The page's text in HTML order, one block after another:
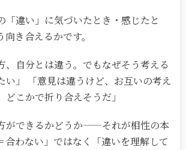
「違い」に気づいたとき・感じたと
き合えるかです。
、自分とは違う。でもなぜそう考える
い」 「意見は違うけど、お互いの考え
どこかで折り合えそうだ」
ができるかどうか——それが相性の本
合わない」ではなく「違いを理解して